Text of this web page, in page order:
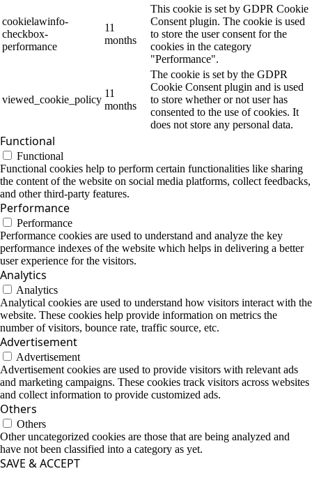
cookielawinfo-
checkbox-
performance
11
months
This cookie is set by GDPR Cookie
Consent plugin. The cookie is used
to store the user consent for the
cookies in the category
"Performance".
viewed_cookie_policy
11
months
The cookie is set by the GDPR
Cookie Consent plugin and is used
to store whether or not user has
consented to the use of cookies. It
does not store any personal data.
Functional
Functional
Functional cookies help to perform certain functionalities like sharing
the content of the website on social media platforms, collect feedbacks,
and other third-party features.
Performance
Performance
Performance cookies are used to understand and analyze the key
performance indexes of the website which helps in delivering a better
user experience for the visitors.
Analytics
Analytics
Analytical cookies are used to understand how visitors interact with the
website. These cookies help provide information on metrics the
number of visitors, bounce rate, traffic source, etc.
Advertisement
Advertisement
Advertisement cookies are used to provide visitors with relevant ads
and marketing campaigns. These cookies track visitors across websites
and collect information to provide customized ads.
Others
Others
Other uncategorized cookies are those that are being analyzed and
have not been classified into a category as yet.
SAVE & ACCEPT